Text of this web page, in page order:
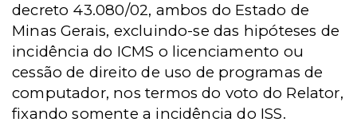
decreto 43.080/02, ambos do Estado de
Minas Gerais, excluindo-se das hipóteses de
incidência do ICMS o licenciamento ou
cessão de direito de uso de programas de
computador, nos termos do voto do Relator,
fixando somente a incidência do ISS.